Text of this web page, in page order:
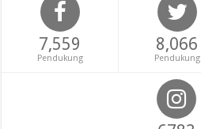
7,559
Pendukung
8,066
Pendukung